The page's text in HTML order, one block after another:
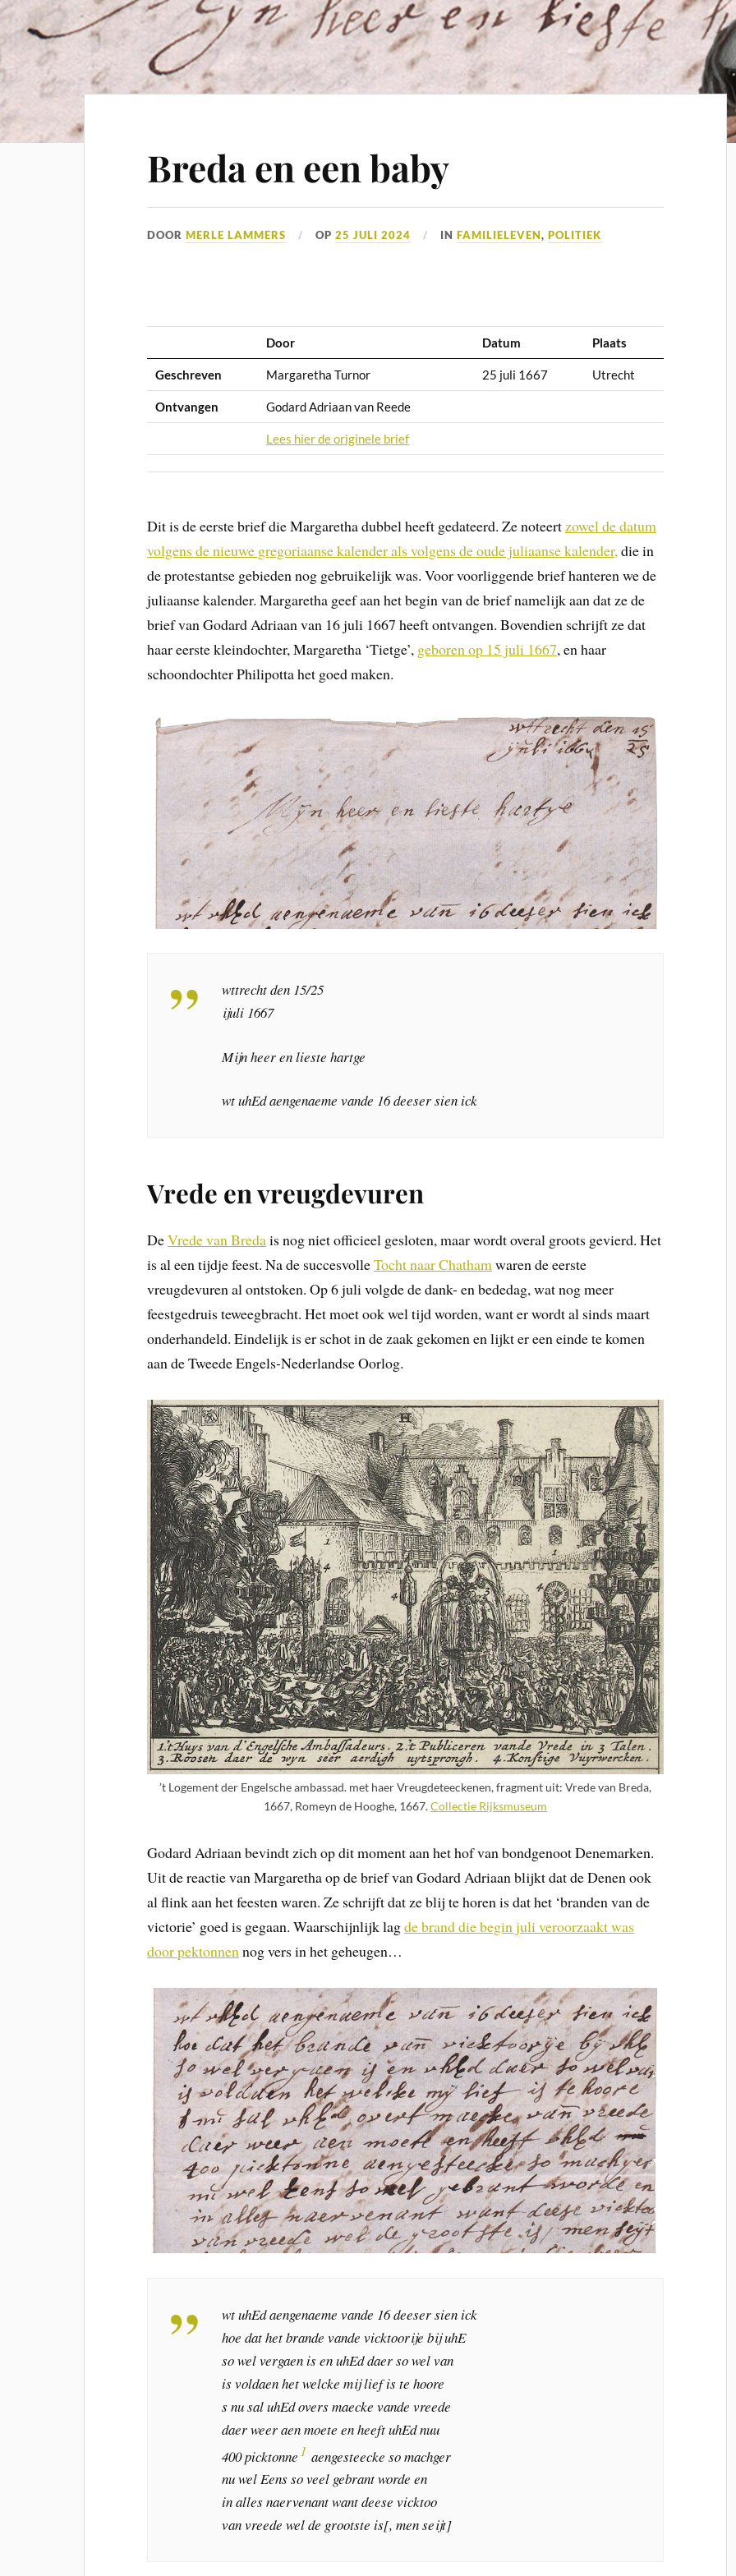
Breda en een baby
DOORMERLE LAMMERS OP25 JULI 2024 INFAMILIELEVEN,POLITIEK
Door Datum Plaats
Geschreven Margaretha Turnor 25 juli 1667 Utrecht
Ontvangen Godard Adriaan van Reede
Lees hier de originele brief
Dit is de eerste brief die Margaretha dubbel heeft gedateerd. Ze noteertzowel de datum
volgens de nieuwe gregoriaanse kalender als volgens de oude juliaanse kalender,die in
de protestantse gebieden nog gebruikelijk was. Voor voorliggende brief hanteren we de
juliaanse kalender. Margaretha geef aan het begin van de brief namelijk aan dat ze de
brief van Godard Adriaan van 16 juli 1667 heeft ontvangen. Bovendien schrijft ze dat
haar eerste kleindochter, Margaretha ‘Tietge’, geboren op 15 juli 1667, en haar
schoondochter Philipotta het goed maken.
wttrecht den 15/25
ijuli 1667
Mijn heer en lieste hartge
wt uhEd aengenaeme vande 16 deeser sien ick
Vrede en vreugdevuren
DeVrede van Bredais nog niet officieel gesloten, maar wordt overal groots gevierd. Het
is al een tijdje feest. Na de succesvolleTocht naar Chathamwaren de eerste
vreugdevuren al ontstoken. Op 6 juli volgde de dank- en bededag, wat nog meer
feestgedruis teweegbracht. Het moet ook wel tijd worden, want er wordt al sinds maart
onderhandeld. Eindelijk is er schot in de zaak gekomen en lijkt er een einde te komen
aan de Tweede Engels-Nederlandse Oorlog.
’t Logement der Engelsche ambassad. met haer Vreugdeteeckenen, fragment uit: Vrede van Breda,
1667, Romeyn de Hooghe, 1667.Collectie Rijksmuseum
Godard Adriaan bevindt zich op dit moment aan het hof van bondgenoot Denemarken.
Uit de reactie van Margaretha op de brief van Godard Adriaan blijkt dat de Denen ook
al flink aan het feesten waren. Ze schrijft dat ze blij te horen is dat het ‘branden van de
victorie’ goed is gegaan. Waarschijnlijk lagde brand die begin juli veroorzaakt was
door pektonnennog vers in het geheugen…
wt uhEd aengenaeme vande 16 deeser sien ick
hoe dat het brande vande vicktoorije bij uhE
so wel vergaen is en uhEd daer so wel van
is voldaen het welcke mij lief is te hoore
s nu sal uhEd overs maecke vande vreede
daer weer aen moete en heeft uhEd nuu
400 picktonne 1 aengesteecke so machger
nu wel Eens so veel gebrant worde en
in alles naervenant want deese vicktoo
van vreede wel de grootste is[, men seijt]